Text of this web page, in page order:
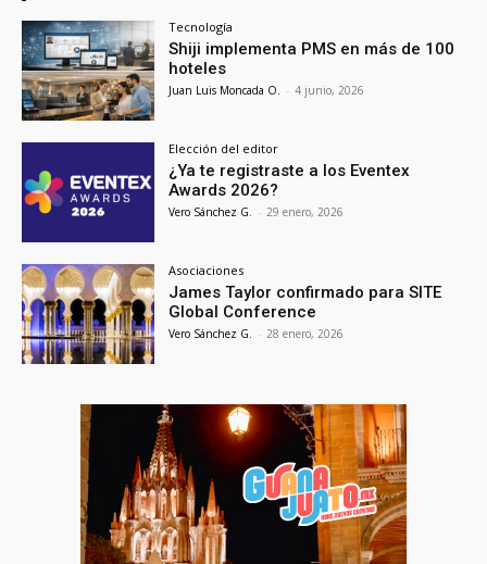
Tecnología
Shiji implementa PMS en más de 100
hoteles
Juan Luis Moncada O. - 4 junio, 2026
Elección del editor
¿Ya te registraste a los Eventex
Awards 2026?
Vero Sánchez G. - 29 enero, 2026
Asociaciones
James Taylor confirmado para SITE
Global Conference
Vero Sánchez G. - 28 enero, 2026